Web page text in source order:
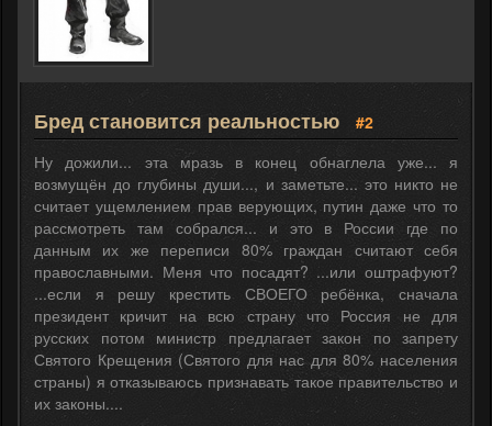
Бред становится реальностью
#2
Ну дожили... эта мразь в конец обнаглела уже... я
возмущён до глубины души..., и заметьте... это никто не
считает ущемлением прав верующих, путин даже что то
рассмотреть там собрался... и это в России где по
данным их же переписи 80% граждан считают себя
православными. Меня что посадят? ...или оштрафуют?
...если я решу крестить СВОЕГО ребёнка, сначала
президент кричит на всю страну что Россия не для
русских потом министр предлагает закон по запрету
Святого Крещения (Святого для нас для 80% населения
страны) я отказываюсь признавать такое правительство и
их законы....